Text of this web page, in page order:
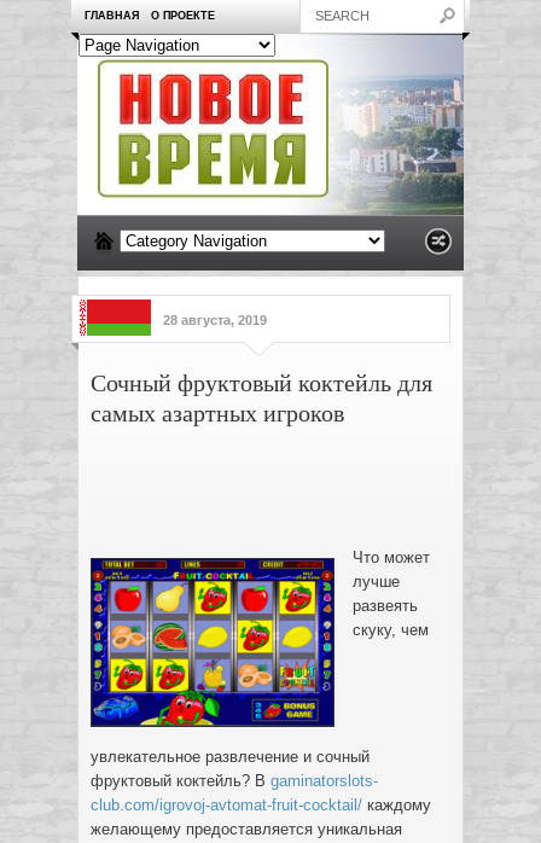
ГЛАВНАЯ О ПРОЕКТЕ
28 августа, 2019
Сочный фруктовый коктейль для
самых азартных игроков
Что может
лучше
развеять
скуку, чем
увлекательное развлечение и сочный
фруктовый коктейль? В gaminatorslots-
club.com/igrovoj-avtomat-fruit-cocktail/ каждому
желающему предоставляется уникальная